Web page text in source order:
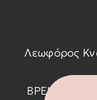
Λεωφόρος
ΒΡΕΙΤΕ ΜΑΣ